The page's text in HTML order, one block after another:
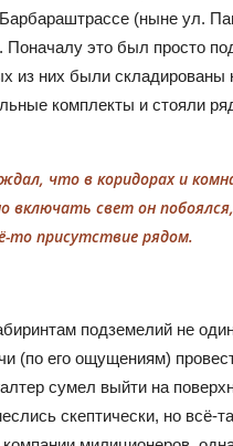
(ныне ул.
Поначалу это был просто
из них были складированы
комплекты и стояли
что в коридорах и
включать свет он
то присутствие рядом.
подземелий не
(по его ощущениям)
сумел выйти на
скептически, но